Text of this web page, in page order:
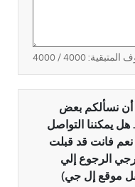
المتبقية:4000
/ 4000
أن نسألكم بعض
هل يمكننا التواصل
فانت قد قبلت
الرجوع إلي
موقع إل جي)